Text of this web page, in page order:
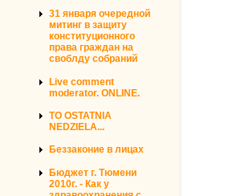
31 января очередной
митинг в защиту
конституционного
права граждан на
своблду собраний
Live comment
moderator. ONLINE.
TO OSTATNIA
NEDZIELA...
Беззаконие в лицах
Бюджет г. Тюмени
2010г. - Как у